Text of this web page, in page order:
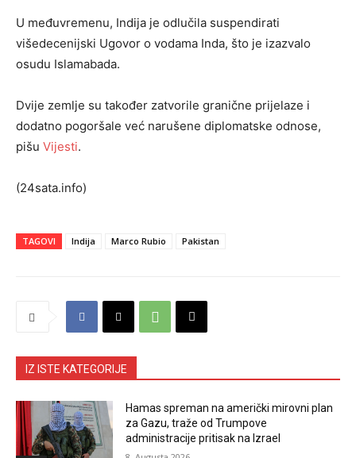
U međuvremenu, Indija je odlučila suspendirati
višedecenijski Ugovor o vodama Inda, što je izazvalo
osudu Islamabada.
Dvije zemlje su također zatvorile granične prijelaze i
dodatno pogoršale već narušene diplomatske odnose,
pišu Vijesti.
(24sata.info)
TAGOVI Indija Marco Rubio Pakistan
IZ ISTE KATEGORIJE
Hamas spreman na američki mirovni plan
za Gazu, traže od Trumpove
administracije pritisak na Izrael